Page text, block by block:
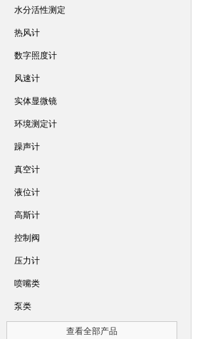
水分活性测定
热风计
数字照度计
风速计
实体显微镜
环境测定计
躁声计
真空计
液位计
高斯计
控制阀
压力计
喷嘴类
泵类
查看全部产品